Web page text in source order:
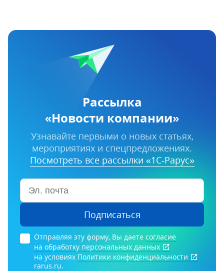
Рассылка
«Новости компании»
Узнавайте первыми о новых статьях,
мероприятиях и спецпредложениях.
Посмотреть все рассылки «1С‑Рарус»
Подписаться
Отправляя эту форму, Вы даете согласие
на обработку персональных данных
на условиях Политики конфиденциальности
rarus.ru.